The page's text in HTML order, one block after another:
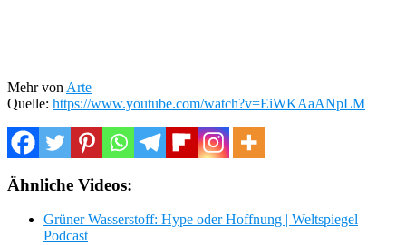
Mehr von Arte
Quelle: https://www.youtube.com/watch?v=EiWKAaANpLM
Ähnliche Videos:
Grüner Wasserstoff: Hype oder Hoffnung | Weltspiegel
Podcast